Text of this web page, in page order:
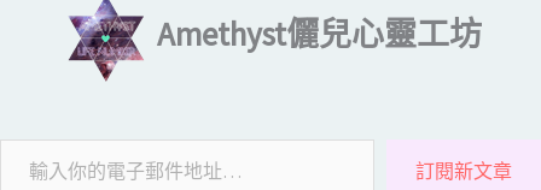
Amethyst儷兒心靈工坊
訂閱新文章